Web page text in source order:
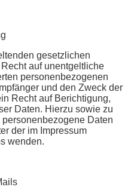
gesetzlichen
auf unentgeltliche
personenbezogenen
und den Zweck der
Recht auf Berichtigung,
Daten. Hierzu sowie zu
Daten
der im Impressum
wenden.